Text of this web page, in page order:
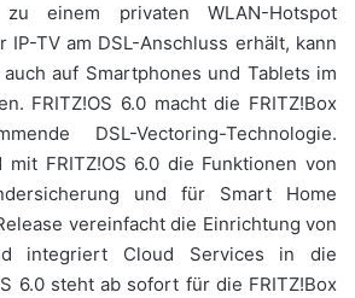
einem privaten WLAN-Hotspot
IP-TV am DSL-Anschluss erhält, kann
auf Smartphones und Tablets im
FRITZ!OS 6.0 macht die FRITZ!Box
DSL-Vectoring-Technologie.
mit FRITZ!OS 6.0 die Funktionen von
und für Smart Home
vereinfacht die Einrichtung von
integriert Cloud Services in die
6.0 steht ab sofort für die FRITZ!Box